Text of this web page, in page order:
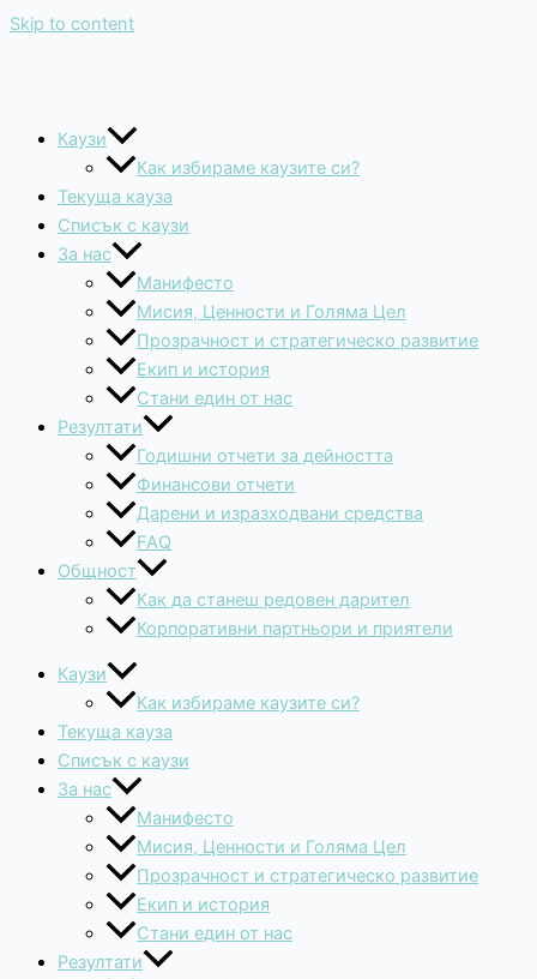
Skip to content
Каузи
Как избираме каузите си?
Текуща кауза
Списък с каузи
За нас
Манифесто
Мисия, Ценности и Голяма Цел
Прозрачност и стратегическо развитие
Екип и история
Стани един от нас
Резултати
Годишни отчети за дейността
Финансови отчети
Дарени и изразходвани средства
FAQ
Общност
Как да станеш редовен дарител
Корпоративни партньори и приятели
Каузи
Как избираме каузите си?
Текуща кауза
Списък с каузи
За нас
Манифесто
Мисия, Ценности и Голяма Цел
Прозрачност и стратегическо развитие
Екип и история
Стани един от нас
Резултати